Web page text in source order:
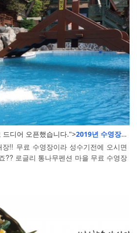
디어 오픈했습니다.">2019년 수영장 단
!! 무료 수영장이라 성수기전에 오시면
?? 로글리 통나무펜션 마을 무료 수영장